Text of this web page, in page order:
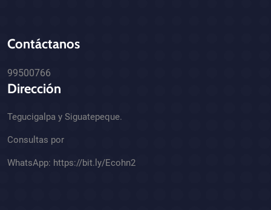
Contáctanos
99500766
Dirección
Tegucigalpa y Siguatepeque.
Consultas por
WhatsApp: https://bit.ly/Ecohn2